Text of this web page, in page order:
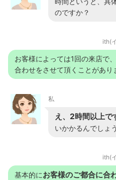
のですか？
ith(
お客様によっては1回の来店で
合わせをさせて頂くことがあり
私
え、2時間以上で
いかかるんでしょ
ith(
基本的にお客様のご都合に合